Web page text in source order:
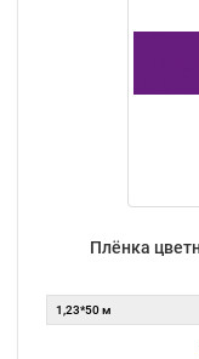
Плёнка